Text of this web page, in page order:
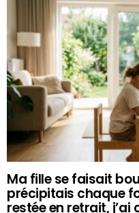
Ma fille se faisait
précipitais chaque
restée en retrait, j’ai